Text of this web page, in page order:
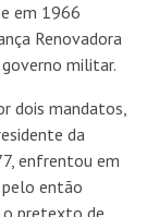
em 1966
Renovadora
militar.
dois mandatos,
da
enfrentou em
então